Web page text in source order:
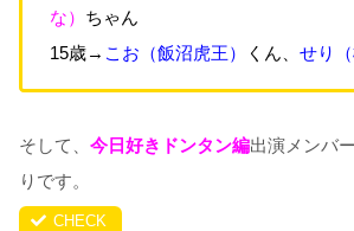
な） ちゃん
15歳→ こお （飯沼虎王） くん、 せり
そして、 今日好きドンタン編出演メンバ
りです。